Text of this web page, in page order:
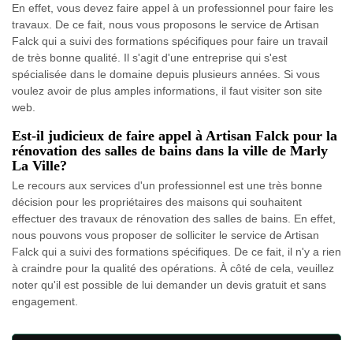
En effet, vous devez faire appel à un professionnel pour faire les
travaux. De ce fait, nous vous proposons le service de Artisan
Falck qui a suivi des formations spécifiques pour faire un travail
de très bonne qualité. Il s'agit d'une entreprise qui s'est
spécialisée dans le domaine depuis plusieurs années. Si vous
voulez avoir de plus amples informations, il faut visiter son site
web.
Est-il judicieux de faire appel à Artisan Falck pour la
rénovation des salles de bains dans la ville de Marly
La Ville?
Le recours aux services d'un professionnel est une très bonne
décision pour les propriétaires des maisons qui souhaitent
effectuer des travaux de rénovation des salles de bains. En effet,
nous pouvons vous proposer de solliciter le service de Artisan
Falck qui a suivi des formations spécifiques. De ce fait, il n'y a rien
à craindre pour la qualité des opérations. À côté de cela, veuillez
noter qu'il est possible de lui demander un devis gratuit et sans
engagement.